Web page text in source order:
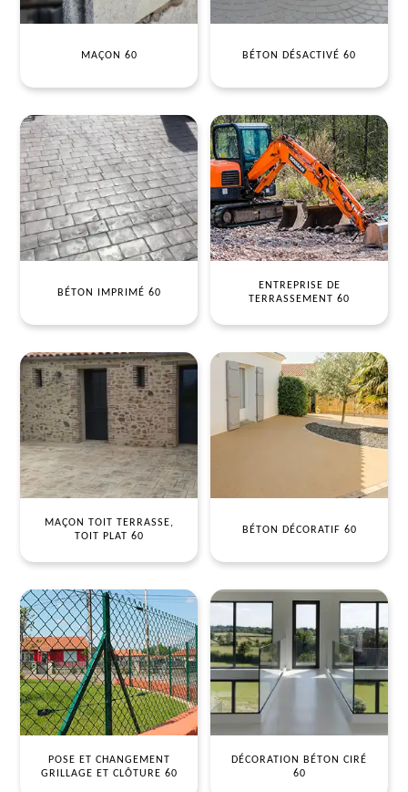
MAÇON 60 BÉTON DÉSACTIVÉ 60
BÉTON IMPRIMÉ 60
ENTREPRISE DE
TERRASSEMENT 60
MAÇON TOIT TERRASSE,
TOIT PLAT 60
BÉTON DÉCORATIF 60
POSE ET CHANGEMENT
GRILLAGE ET CLÔTURE 60
DÉCORATION BÉTON CIRÉ
60